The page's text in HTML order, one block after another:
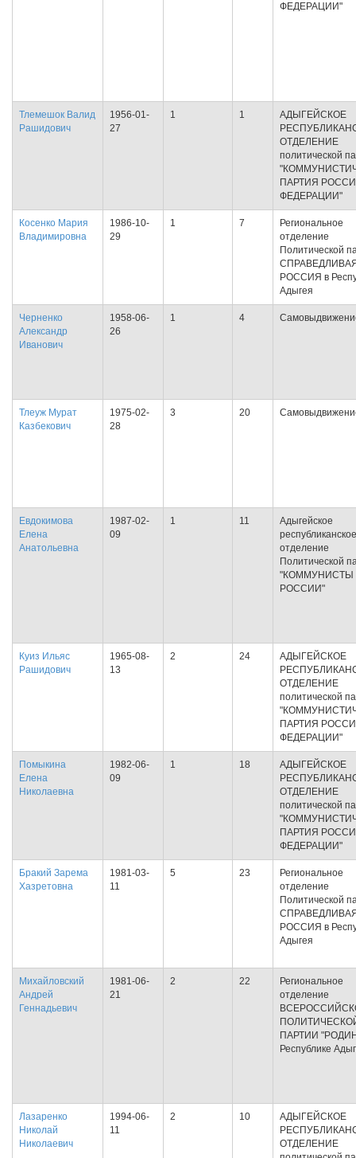
ФЕДЕРАЦИИ"
Тлемешок Валид
Рашидович
1956-01-
27
1 1
АДЫГЕЙСКОЕ
ОТДЕЛЕНИЕ
политической
ПАРТИЯ
ФЕДЕРАЦИИ"
Косенко Мария
Владимировна
1986-10-
29
1 7
Региональное
отделение
Политической
РОССИЯ в
Адыгея
Черненко
Александр
Иванович
1958-06-
26
1 4
Тлеуж Мурат
Казбекович
1975-02-
28
3 20
Евдокимова
Елена
Анатольевна
1987-02-
09
1 11
Адыгейское
республиканское
отделение
Политической
"КОММУНИСТЫ
РОССИИ"
Куиз Ильяс
Рашидович
1965-08-
13
2 24
АДЫГЕЙСКОЕ
ОТДЕЛЕНИЕ
политической
ПАРТИЯ
ФЕДЕРАЦИИ"
Помыкина
Елена
Николаевна
1982-06-
09
1 18
АДЫГЕЙСКОЕ
ОТДЕЛЕНИЕ
политической
ПАРТИЯ
ФЕДЕРАЦИИ"
Бракий Зарема
Хазретовна
1981-03-
11
5 23
Региональное
отделение
Политической
РОССИЯ в
Адыгея
Михайловский
Андрей
Геннадьевич
1981-06-
21
2 22
Региональное
отделение
ПАРТИИ
Республике
Лазаренко
Николай
Николаевич
1994-06-
11
2 10
АДЫГЕЙСКОЕ
ОТДЕЛЕНИЕ